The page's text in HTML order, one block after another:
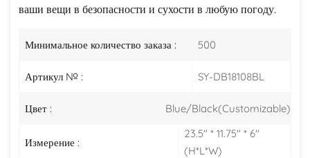
ваши вещи в безопасности и сухости в любую погоду.
Минимальное количество заказа : 500
Артикул № : SY-DB18108BL
Цвет : Blue/Black(Customizable)
Измерение :
23.5" * 11.75" * 6"
(H*L*W)